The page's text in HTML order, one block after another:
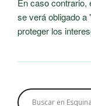
En caso contrario,
se verá obligado a
proteger los